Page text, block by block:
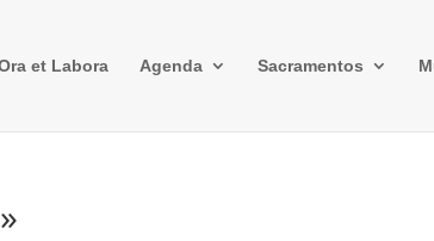
et Labora Agenda Sacramentos